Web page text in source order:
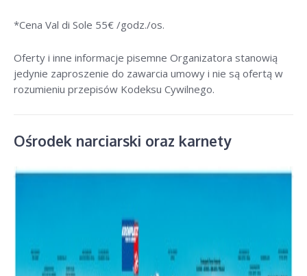
*Cena Val di Sole 55€ /godz./os.
Oferty i inne informacje pisemne Organizatora stanowią
jedynie zaproszenie do zawarcia umowy i nie są ofertą w
rozumieniu przepisów Kodeksu Cywilnego.
Ośrodek narciarski oraz karnety